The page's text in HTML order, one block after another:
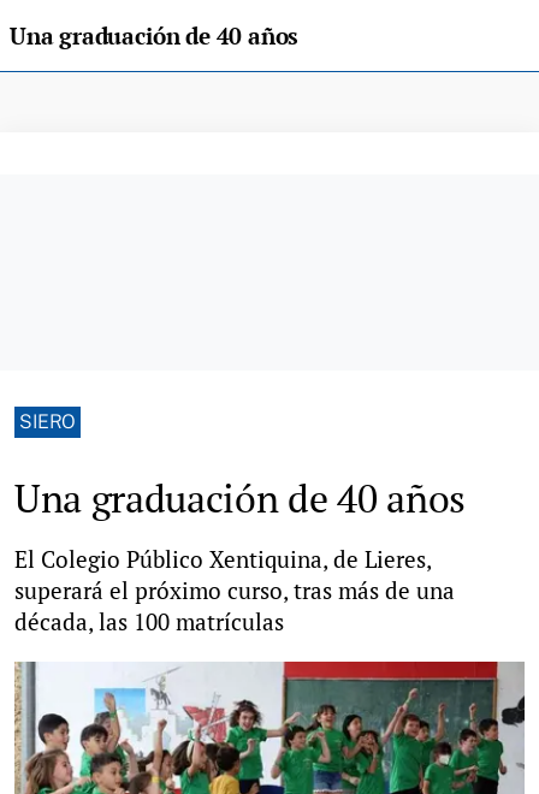
Una graduación de 40 años
SIERO
Una graduación de 40 años
El Colegio Público Xentiquina, de Lieres,
superará el próximo curso, tras más de una
década, las 100 matrículas